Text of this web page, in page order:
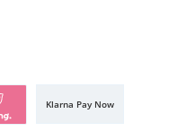
Klarna Pay Now